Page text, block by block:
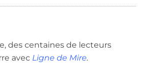
des centaines de lecteurs
avec Ligne de Mire.